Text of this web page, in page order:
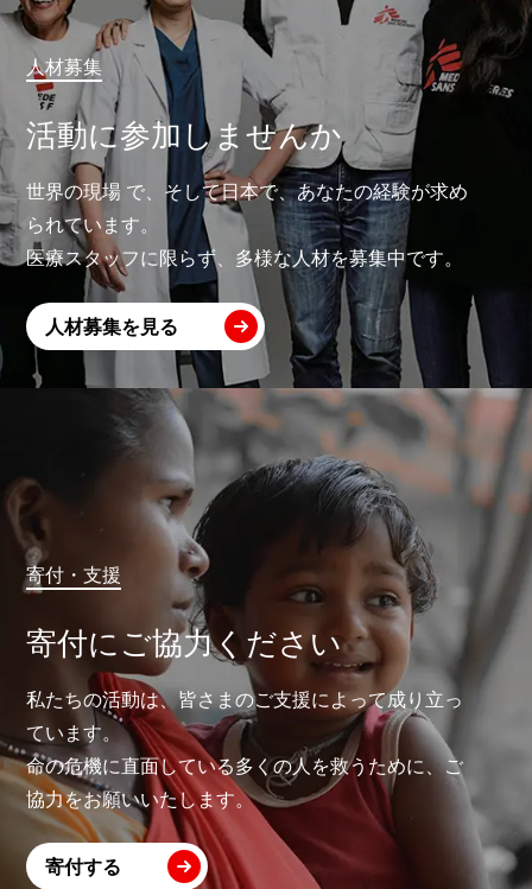
人材募集
活動に参加しませんか
世界の現場 で、そして日本で、あなたの経験が求め
られています。
医療スタッフに限らず、多様な人材を募集中です。
人材募集を見る
寄付・支援
寄付にご協力ください
私たちの活動は、皆さまのご支援によって成り立っ
ています。
命の危機に直面している多くの人を救うために、ご
協力をお願いいたします。
寄付する